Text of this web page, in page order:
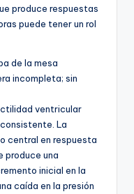
produce respuestas
puede tener un rol
de la mesa
incompleta; sin
ventricular
La
central en respuesta
produce una
inicial en la
caída en la presión